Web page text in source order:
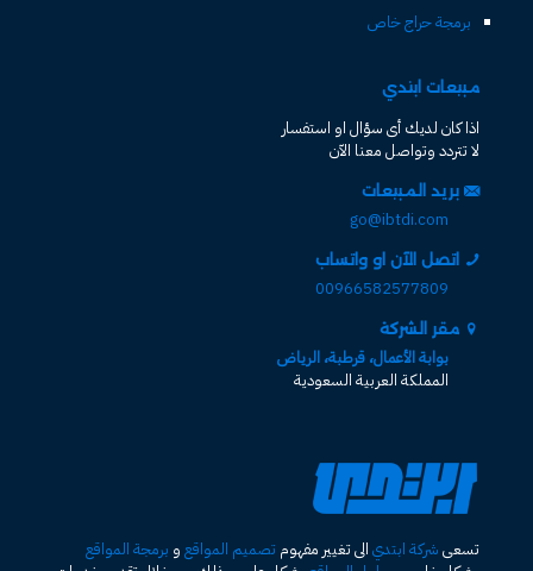
برمجة حراج خاص
مبيعات ابتدي
اذا كان لديك أى سؤال او استفسار
لا تتردد وتواصل معنا الآن
بريد المبيعات
go@ibtdi.com
اتصل الآن او واتساب
00966582577809
مقر الشركة
بوابة الأعمال، قرطبة، الرياض
المملكة العربية السعودية
تسعى شركة ابتدي الى تغيير مفهوم تصميم المواقع و برمجة المواقع